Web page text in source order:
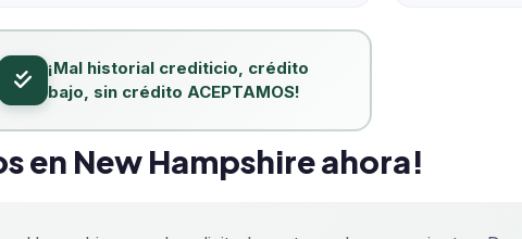
¡Mal historial crediticio, crédito
bajo, sin crédito ACEPTAMOS!
en New Hampshire ahora!